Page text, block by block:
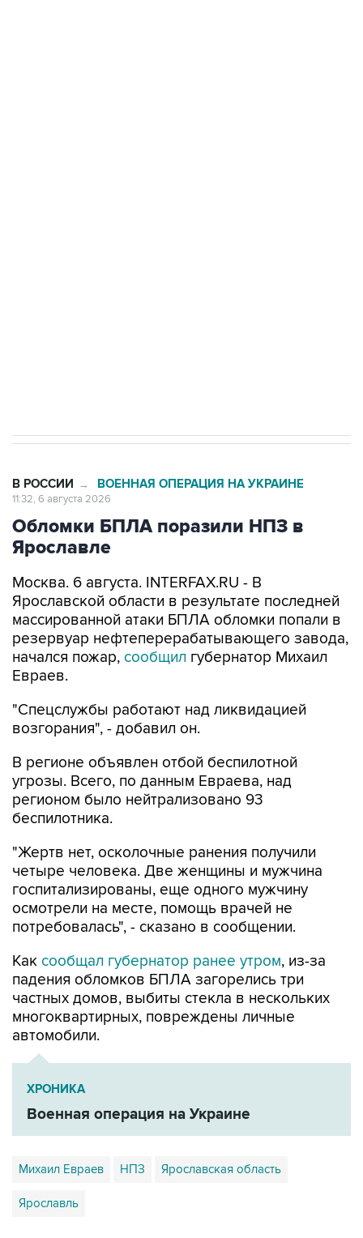
В РОССИИ → ВОЕННАЯ ОПЕРАЦИЯ НА УКРАИНЕ
11:32, 6 августа 2026
Обломки БПЛА поразили НПЗ в
Ярославле
Москва. 6 августа. INTERFAX.RU - В
Ярославской области в результате последней
массированной атаки БПЛА обломки попали в
резервуар нефтеперерабатывающего завода,
начался пожар, сообщил губернатор Михаил
Евраев.
"Спецслужбы работают над ликвидацией
возгорания", - добавил он.
В регионе объявлен отбой беспилотной
угрозы. Всего, по данным Евраева, над
регионом было нейтрализовано 93
беспилотника.
"Жертв нет, осколочные ранения получили
четыре человека. Две женщины и мужчина
госпитализированы, еще одного мужчину
осмотрели на месте, помощь врачей не
потребовалась", - сказано в сообщении.
Как сообщал губернатор ранее утром, из-за
падения обломков БПЛА загорелись три
частных домов, выбиты стекла в нескольких
многоквартирных, повреждены личные
автомобили.
ХРОНИКА
Военная операция на Украине
Михаил Евраев НПЗ Ярославская область
Ярославль